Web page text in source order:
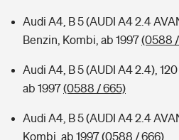
Audi A4, B 5 (AUDI A4 2.4
Benzin, Kombi, ab 1997(0588
Audi A4, B 5 (AUDI A4 2.4),
ab 1997(0588 / 665)
Audi A4, B 5 (AUDI A4 2.4
Kombi, ab 1997(0588 / 666)